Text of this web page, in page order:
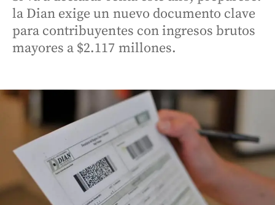
la Dian exige un nuevo documento clave
para contribuyentes con ingresos brutos
mayores a $2.117 millones.